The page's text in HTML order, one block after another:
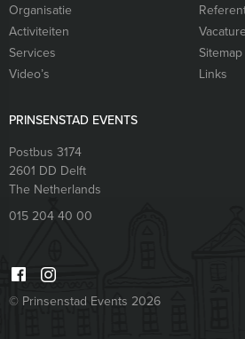
Organisatie
Activiteiten
Services
Sitemap
Video’s
Links
PRINSENSTAD EVENTS
Postbus 3174
2601 DD Delft
The Netherlands
015 204 40 00
© Prinsenstad Events 2026